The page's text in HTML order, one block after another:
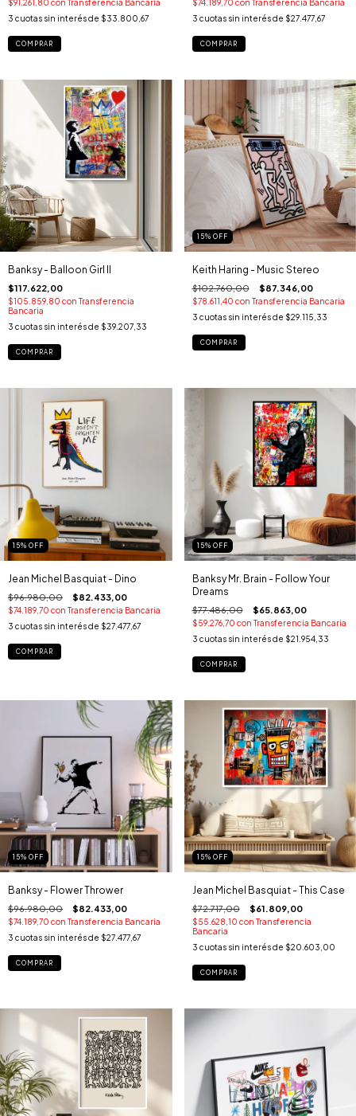
$91.261,80 con Transferencia Bancaria
3 cuotas sin interés de $33.800,67
COMPRAR
$74.189,70 con Transferencia Bancaria
3 cuotas sin interés de $27.477,67
COMPRAR
Banksy - Balloon Girl II
$117.622,00
$105.859,80 con Transferencia
Bancaria
3 cuotas sin interés de $39.207,33
COMPRAR
15% OFF
Keith Haring - Music Stereo
$102.760,00 $87.346,00
$78.611,40 con Transferencia Bancaria
3 cuotas sin interés de $29.115,33
COMPRAR
15% OFF
Jean Michel Basquiat - Dino
$96.980,00 $82.433,00
$74.189,70 con Transferencia Bancaria
3 cuotas sin interés de $27.477,67
COMPRAR
15% OFF
Banksy Mr. Brain - Follow Your
Dreams
$77.486,00 $65.863,00
$59.276,70 con Transferencia Bancaria
3 cuotas sin interés de $21.954,33
COMPRAR
15% OFF
Banksy - Flower Thrower
$96.980,00 $82.433,00
$74.189,70 con Transferencia Bancaria
3 cuotas sin interés de $27.477,67
COMPRAR
15% OFF
Jean Michel Basquiat - This Case
$72.717,00 $61.809,00
$55.628,10 con Transferencia
Bancaria
3 cuotas sin interés de $20.603,00
COMPRAR